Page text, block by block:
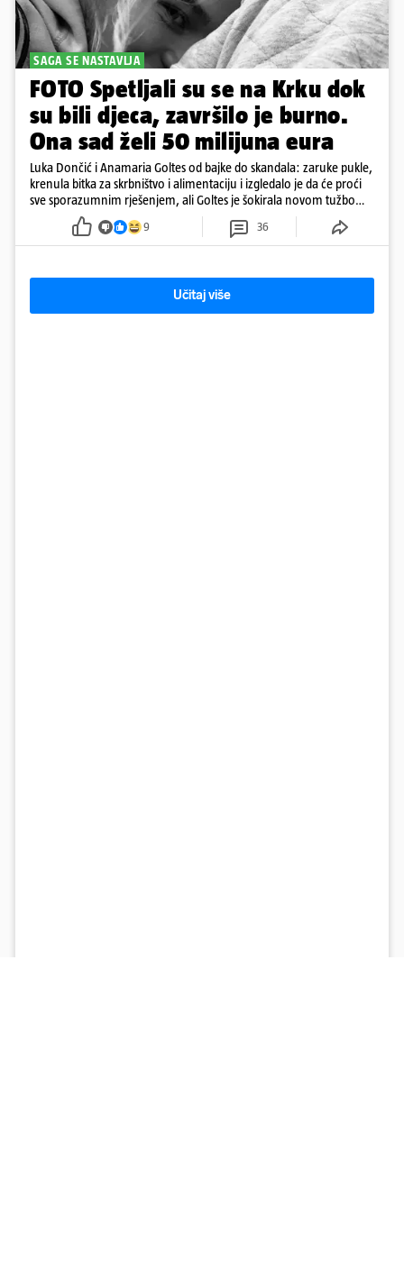
SAGA SE NASTAVLJA
FOTO Spetljali su se na Krku dok
su bili djeca, završilo je burno.
Ona sad želi 50 milijuna eura
Luka Dončić i Anamaria Goltes od bajke do skandala: zaruke pukle,
krenula bitka za skrbništvo i alimentaciju i izgledalo je da će proći
sve sporazumnim rješenjem, ali Goltes je šokirala novom tužbom
u Sloveniji
9 36
Učitaj više